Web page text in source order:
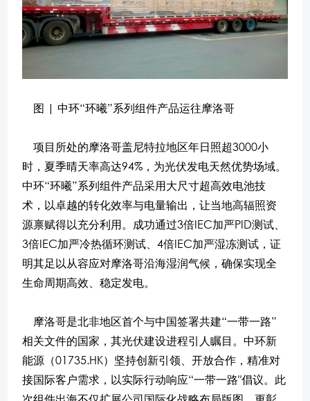
图 | 中环“环曦”系列组件产品运往摩洛哥
项目所处的摩洛哥盖尼特拉地区年日照超3000小
时，夏季晴天率高达94%，为光伏发电天然优势场域。
中环“环曦”系列组件产品采用大尺寸超高效电池技
术，以卓越的转化效率与电量输出，让当地高辐照资
源禀赋得以充分利用。成功通过3倍IEC加严PID测试、
3倍IEC加严冷热循环测试、4倍IEC加严湿冻测试，证
明其足以从容应对摩洛哥沿海湿润气候，确保实现全
生命周期高效、稳定发电。
摩洛哥是北非地区首个与中国签署共建“一带一路”
相关文件的国家，其光伏建设进程引人瞩目。中环新
能源（01735.HK）坚持创新引领、开放合作，精准对
接国际客户需求，以实际行动响应“一带一路"倡议。此